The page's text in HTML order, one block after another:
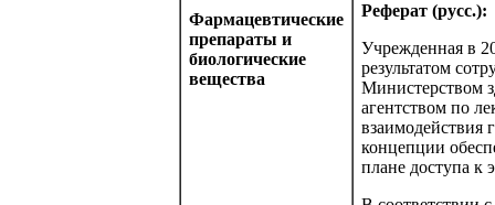
Фармацевтические
препараты и
биологические
вещества
Реферат (русс.):
Учрежденная в
результатом
Министерством
агентством по
взаимодействия
концепции
плане доступа к